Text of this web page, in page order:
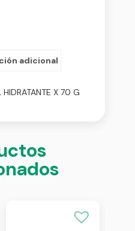
adicional
HIDRATANTE X 70 G